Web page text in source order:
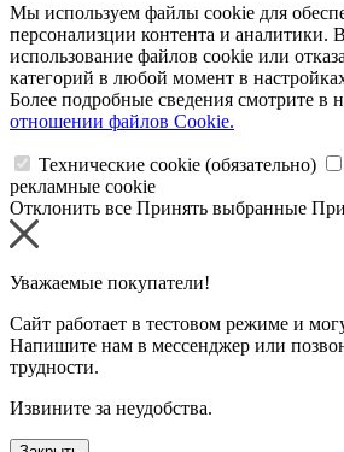
Мы используем файлы cookie для
персонализции контента и аналитики.
использование файлов cookie или
категорий в любой момент в
Более подробные сведения смотрите в
отношении файлов Cookie.
Технические cookie (обязательно)
рекламные cookie
Отклонить все Принять выбранные
Уважаемые покупатели!
Сайт работает в тестовом режиме и
Напишите нам в мессенджер или
трудности.
Извините за неудобства.